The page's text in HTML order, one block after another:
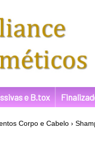
e B.tox
Corpo e Cabelo ›